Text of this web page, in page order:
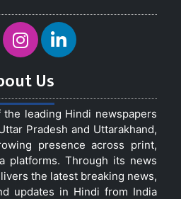
Us
leading Hindi newspapers
Pradesh and Uttarakhand,
presence across print,
platforms. Through its news
the latest breaking news,
updates in Hindi from India